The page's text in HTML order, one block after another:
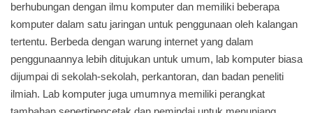
berhubungan dengan ilmu komputer dan memiliki beberapa
komputer dalam satu jaringan untuk penggunaan oleh kalangan
tertentu. Berbeda dengan warung internet yang dalam
penggunaannya lebih ditujukan untuk umum, lab komputer biasa
dijumpai di sekolah-sekolah, perkantoran, dan badan peneliti
ilmiah. Lab komputer juga umumnya memiliki perangkat